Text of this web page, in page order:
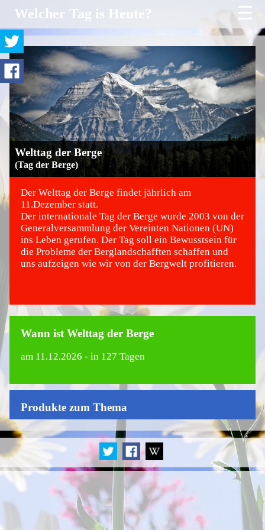
Welcher Tag is Heute? ☰
Welttag der Berge
(Tag der Berge)
©
Der Welttag der Berge findet jährlich am
11.Dezember statt.
Der internationale Tag der Berge wurde 2003 von der
Generalversammlung der Vereinten Nationen (UN)
ins Leben gerufen. Der Tag soll ein Bewusstsein für
die Probleme der Berglandschafften schaffen und
uns aufzeigen wie wir von der Bergwelt profitieren.
Wann ist Welttag der Berge
am 11.12.2026 - in 127 Tagen
Produkte zum Thema